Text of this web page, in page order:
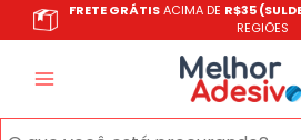
para
FRETE GRÁTISACIMA DE R$35
REGIÕES